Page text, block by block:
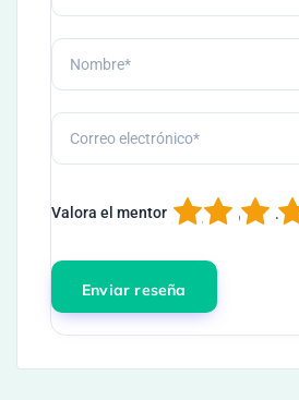
Valora el mentor 4
3
2
1